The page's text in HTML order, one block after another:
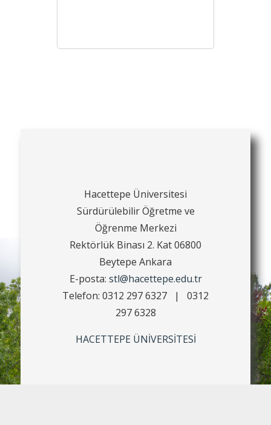
Hacettepe Üniversitesi
Sürdürülebilir Öğretme ve
Öğrenme Merkezi
Rektörlük Binası 2. Kat 06800
Beytepe Ankara
E-posta: stl@hacettepe.edu.tr
Telefon: 0312 297 6327 | 0312
297 6328
HACETTEPE ÜNİVERSİTESİ